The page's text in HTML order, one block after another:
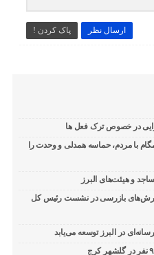
ارسال نظر پاک کردن !
رسانه البرز ۱۰۸ شب همگام با مردم، حماسه همدلی و وحدت را
و هیئت‌های البرز
بازرسی در نشست رئیس کل
در البرز توسعه می‌یابد